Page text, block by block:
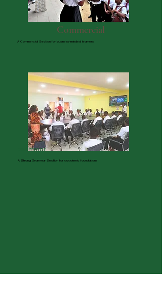
Commercial
A Commercial Section for business-minded learners
Apprendre encore plus
Grammar
A Strong Grammar Section for academic foundations